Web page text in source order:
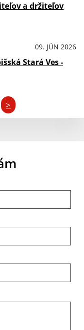
a držiteľov
09. JÚN 2026
Stará Ves -
>